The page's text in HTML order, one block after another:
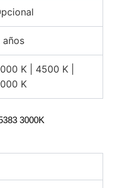
años
K | 4500 K |
K
3000K